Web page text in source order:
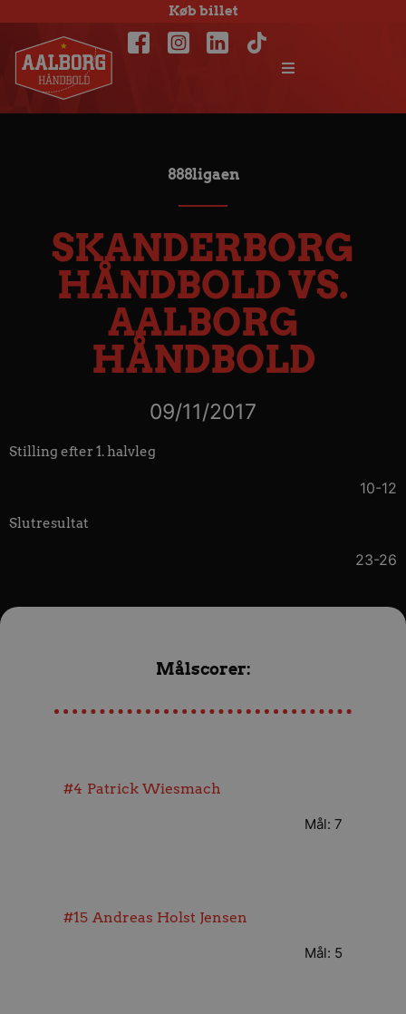
Køb billet
888ligaen
SKANDERBORG
HÅNDBOLD VS.
AALBORG
HÅNDBOLD
09/11/2017
Stilling efter 1. halvleg
10-12
Slutresultat
23-26
Målscorer:
#4 Patrick Wiesmach
Mål: 7
#15 Andreas Holst Jensen
Mål: 5